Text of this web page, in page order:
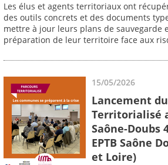
Les élus et agents territoriaux ont
des outils concrets et des documents
mettre à jour leurs plans de sauvegarde
préparation de leur territoire face aux
15/05/2026
Lancement
Territorialisé
Saône-Doubs
EPTB Saône
et Loire)